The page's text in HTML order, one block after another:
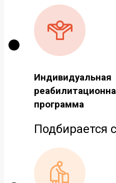
Индивидуальная
программа
Подбирается